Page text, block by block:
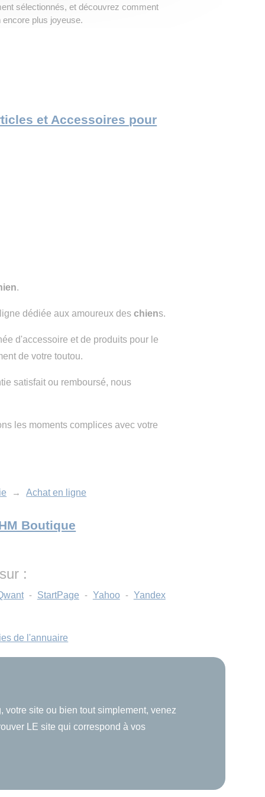
sélectionnés, et découvrez comment
plus joyeuse.
et Accessoires pour
.
dédiée aux amoureux deschiens.
d'accessoire et de produits pour le
de votre toutou.
satisfait ou remboursé, nous
les moments complices avec votre
→ Achat en ligne
Boutique
:
- StartPage - Yahoo - Yandex
de l'annuaire
votre site ou bien tout simplement, venez
LE site qui correspond à vos